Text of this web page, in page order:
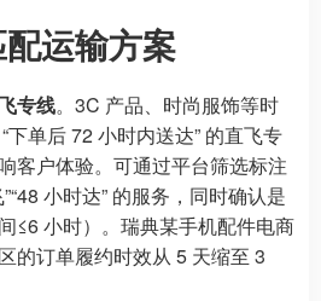
运输方案
专线。3C 产品、时尚服饰等时
单后 72 小时内送达” 的直飞专
客户体验。可通过平台筛选标注
小时达” 的服务，同时确认是
≤6 小时）。瑞典某手机配件电商
的订单履约时效从 5 天缩至 3